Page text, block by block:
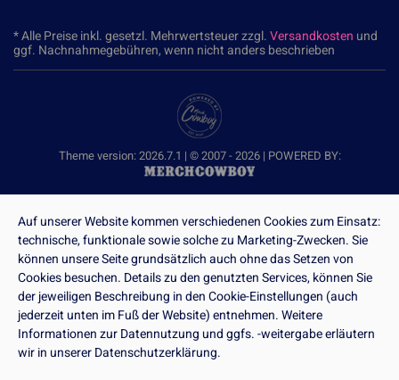
* Alle Preise inkl. gesetzl. Mehrwertsteuer zzgl.Versandkosten und
ggf. Nachnahmegebühren, wenn nicht anders beschrieben
Theme version: 2026.7.1 | © 2007 - 2026 | POWERED BY:
Auf unserer Website kommen verschiedenen Cookies zum Einsatz:
technische, funktionale sowie solche zu Marketing-Zwecken. Sie
können unsere Seite grundsätzlich auch ohne das Setzen von
Cookies besuchen. Details zu den genutzten Services, können Sie
der jeweiligen Beschreibung in den Cookie-Einstellungen (auch
jederzeit unten im Fuß der Website) entnehmen. Weitere
Informationen zur Datennutzung und ggfs. -weitergabe erläutern
wir in unserer Datenschutzerklärung.